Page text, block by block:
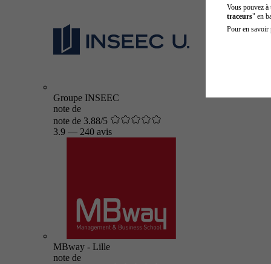
Groupe INSEEC
note de
note de 3.88/5
3.9 — 240 avis
MBway - Lille
note de
Vous pouvez
traceurs" en
Pour en